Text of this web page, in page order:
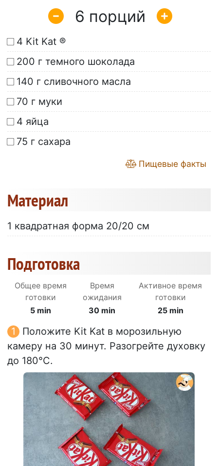
6
4 Kit Kat ®
200 г темного шоколада
140 г сливочного масла
70 г муки
4 яйца
75 г сахара
Пищевые факты
Материал
1 квадратная форма 20/20 см
Подготовка
Общее время
готовки
5 min
Время
ожидания
30 min
Активное время
готовки
25 min
Положите Kit Kat в морозильную
камеру на 30 минут. Разогрейте духовку
до 180°C.